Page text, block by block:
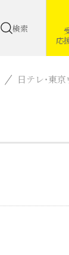
検索
応
日テレ・東